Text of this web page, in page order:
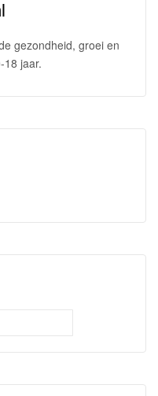
gezondheid, groei en
18 jaar.